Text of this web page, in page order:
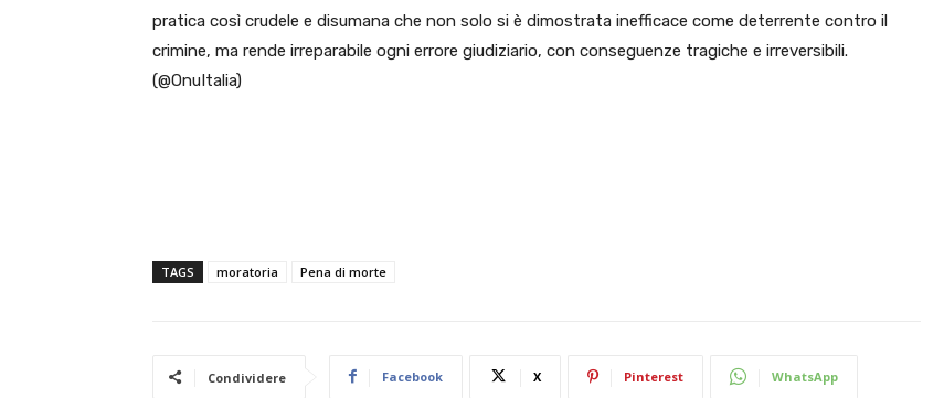
pratica così crudele e disumana che non solo si è dimostrata inefficace come deterrente contro il
crimine, ma rende irreparabile ogni errore giudiziario, con conseguenze tragiche e irreversibili.
(@OnuItalia)
TAGS moratoria Pena di morte
Condividere Facebook X Pinterest WhatsApp